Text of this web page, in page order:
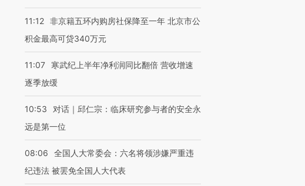
11:12 非京籍五环内购房社保降至一年 北京市公
积金最高可贷340万元
11:07
寒武纪上半年净利润同比翻倍 营收增速
逐季放缓
10:53
对话｜邱仁宗：临床研究参与者的安全永
远是第一位
08:06
全国人大常委会：六名将领涉嫌严重违
纪违法 被罢免全国人大代表